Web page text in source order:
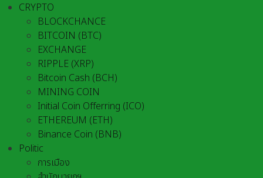
CRYPTO
BLOCKCHANCE
BITCOIN (BTC)
EXCHANGE
RIPPLE (XRP)
Bitcoin Cash (BCH)
MINING COIN
Initial Coin Offerring (ICO)
ETHEREUM (ETH)
Binance Coin (BNB)
Politic
การเมือง